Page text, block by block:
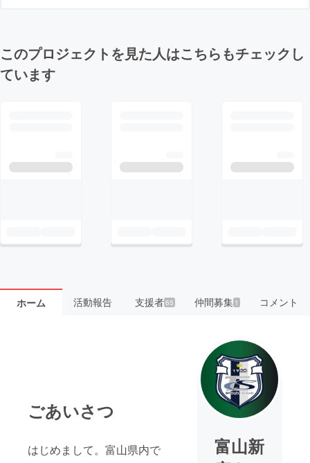
このプロジェクトを見た人はこちらもチェックし
ています
ホーム 活動報告 支援者65 仲間募集 1 コメント
ごあいさつ
はじめまして。富山県内で
富山新